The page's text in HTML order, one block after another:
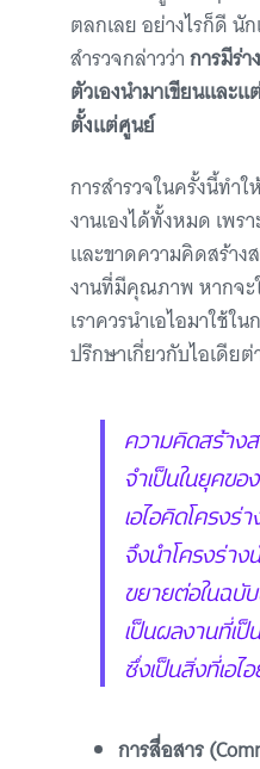
ตลกเลย อย่างไรก็ดี นั
สำรวจกล่าวว่าการมีร่
ตัวเองนำมาเขียนและ
ตั้งแต่ศูนย์
การสำรวจในครั้งนี้ทำใ
งานเองได้ทั้งหมด เพ
และขาดความคิดสร้า
งานที่มีคุณภาพ หากจะ
เราควรนำเอไอมาใช้ใ
ปรึกษาเกี่ยวกับไอเดียต่
ความคิดสร้าง
จำเป็นในยุคขอ
เอไอคิดโครงร่
จึงนำโครงร่าง
ขยายต่อในฉบั
เป็นผลงานที่เ
ซึ่งเป็นสิ่งที่เอไ
การสื่อสาร